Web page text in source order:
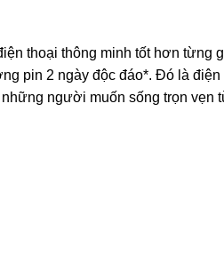
thoại thông minh tốt hơn từng
pin 2 ngày độc đáo*. Đó là điện
người muốn sống trọn vẹn